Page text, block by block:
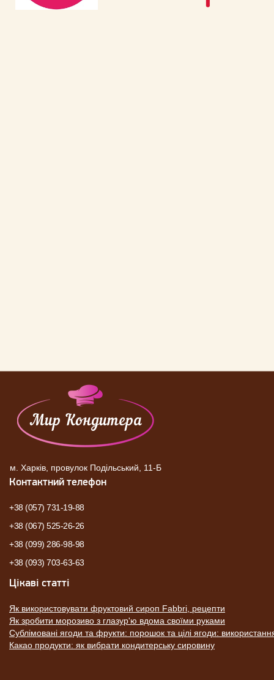
м. Харків, провулок Подільський, 11-Б
Контактний телефон
+38 (057) 731-19-88
+38 (067) 525-26-26
+38 (099) 286-98-98
+38 (093) 703-63-63
Цікаві статті
Як використовувати фруктовий сироп Fabbri, рецепти
Як зробити морозиво з глазур'ю вдома своїми руками
Сублімовані ягоди та фрукти: порошок та цілі ягоди:
Какао продукти: як вибрати кондитерську сировину